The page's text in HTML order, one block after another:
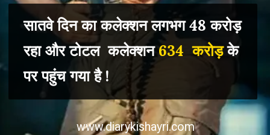
सातवे दिन का कलेक्शन लगभग 48 करोड़
रहा और टोटल कलेक्शन634 करोड़के
पर पहुंच गया है !
www.diarykishayri.com